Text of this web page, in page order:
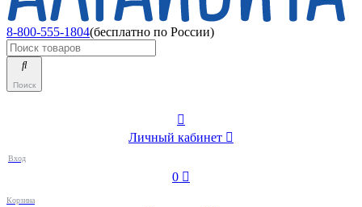
8-800-555-1804(бесплатно по России)
Поиск
Личный кабинет
Вход
0
Корзина